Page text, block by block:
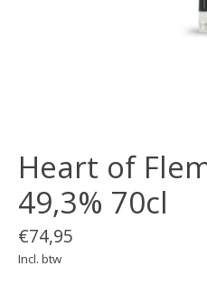
Heart of
49,3% 70cl
€74,95
Incl. btw